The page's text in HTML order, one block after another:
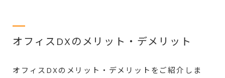
オフィスDXのメリット・デメリット
オフィスDXのメリット・デメリットをご紹介しま